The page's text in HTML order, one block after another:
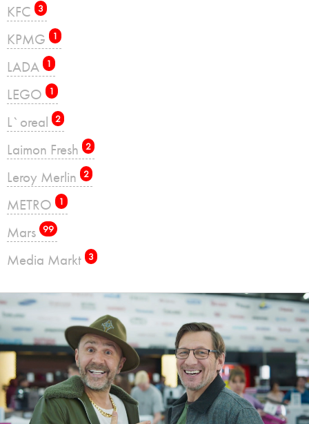
KFC 3
KPMG 1
LADA 1
LEGO 1
L`oreal 2
Laimon Fresh 2
Leroy Merlin 2
METRO 1
Mars 99
Media Markt 3